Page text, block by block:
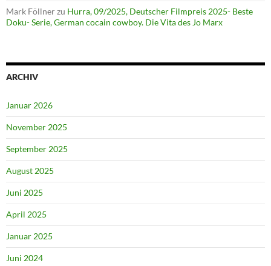
Mark Föllnerzu Hurra, 09/2025, Deutscher Filmpreis 2025- Beste
Doku- Serie, German cocain cowboy. Die Vita des Jo Marx
ARCHIV
Januar 2026
November 2025
September 2025
August 2025
Juni 2025
April 2025
Januar 2025
Juni 2024